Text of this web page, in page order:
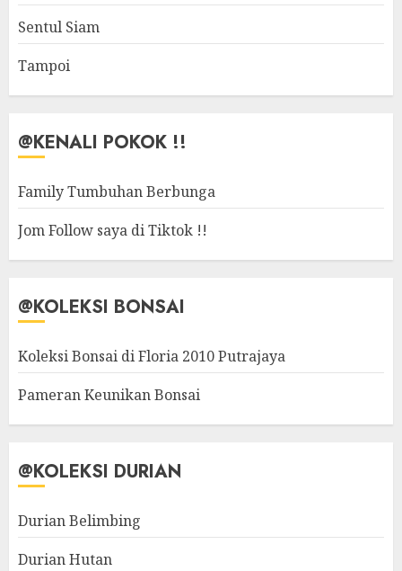
Sentul Siam
Tampoi
@KENALI POKOK !!
Family Tumbuhan Berbunga
Jom Follow saya di Tiktok !!
@KOLEKSI BONSAI
Koleksi Bonsai di Floria 2010 Putrajaya
Pameran Keunikan Bonsai
@KOLEKSI DURIAN
Durian Belimbing
Durian Hutan